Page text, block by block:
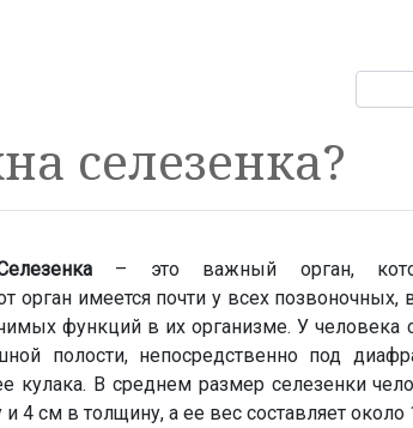
селезенка?
– это важный орган,
орган имеется почти у всех
функций в их организме. У человека
полости, непосредственно под
кулака. В среднем размер селезенки
4 см в толщину, а ее вес составляет около